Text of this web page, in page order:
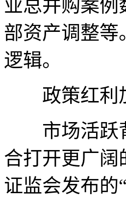
业总并购案例
部资产调整等
逻辑。
政策红利
市场活跃背
合打开更广阔
证监会发布的